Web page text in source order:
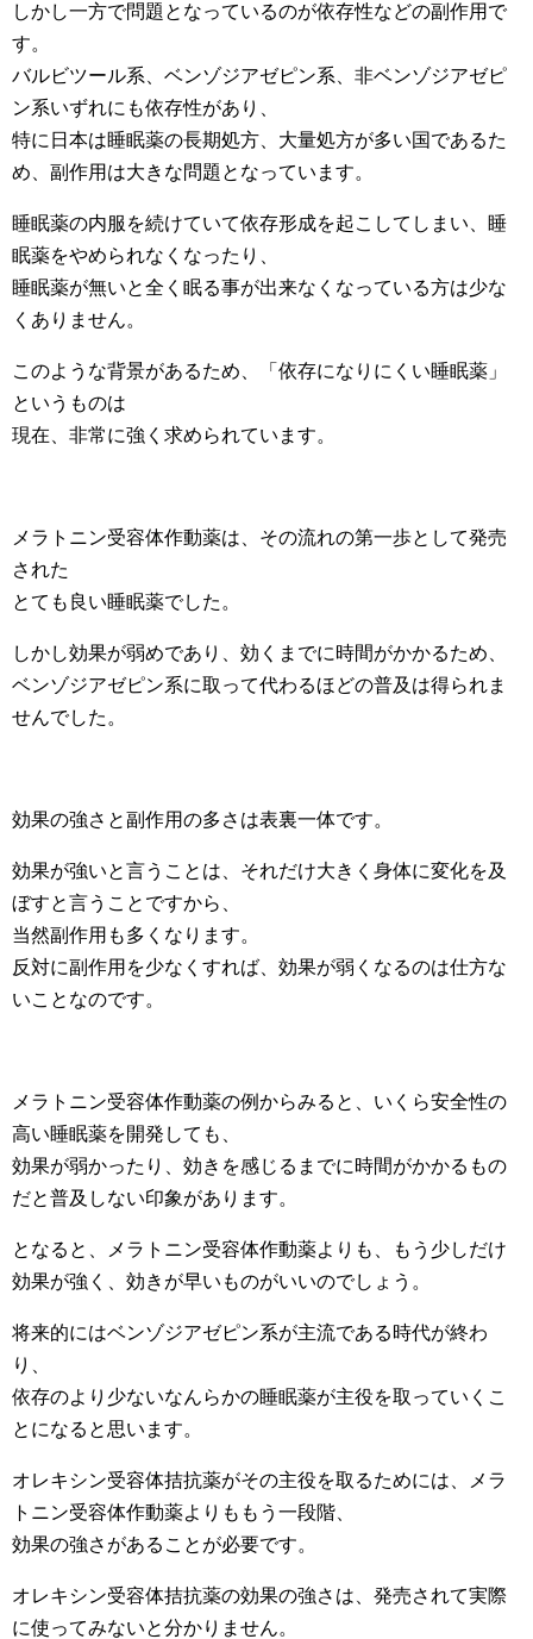
しかし一方で問題となっているのが依存性などの副作用で
す。
バルビツール系、ベンゾジアゼピン系、非ベンゾジアゼピ
ン系いずれにも依存性があり、
特に日本は睡眠薬の長期処方、大量処方が多い国であるた
め、副作用は大きな問題となっています。
睡眠薬の内服を続けていて依存形成を起こしてしまい、睡
眠薬をやめられなくなったり、
睡眠薬が無いと全く眠る事が出来なくなっている方は少な
くありません。
このような背景があるため、「依存になりにくい睡眠薬」
というものは
現在、非常に強く求められています。
メラトニン受容体作動薬は、その流れの第一歩として発売
された
とても良い睡眠薬でした。
しかし効果が弱めであり、効くまでに時間がかかるため、
ベンゾジアゼピン系に取って代わるほどの普及は得られま
せんでした。
効果の強さと副作用の多さは表裏一体です。
効果が強いと言うことは、それだけ大きく身体に変化を及
ぼすと言うことですから、
当然副作用も多くなります。
反対に副作用を少なくすれば、効果が弱くなるのは仕方な
いことなのです。
メラトニン受容体作動薬の例からみると、いくら安全性の
高い睡眠薬を開発しても、
効果が弱かったり、効きを感じるまでに時間がかかるもの
だと普及しない印象があります。
となると、メラトニン受容体作動薬よりも、もう少しだけ
効果が強く、効きが早いものがいいのでしょう。
将来的にはベンゾジアゼピン系が主流である時代が終わ
り、
依存のより少ないなんらかの睡眠薬が主役を取っていくこ
とになると思います。
オレキシン受容体拮抗薬がその主役を取るためには、メラ
トニン受容体作動薬よりももう一段階、
効果の強さがあることが必要です。
オレキシン受容体拮抗薬の効果の強さは、発売されて実際
に使ってみないと分かりません。